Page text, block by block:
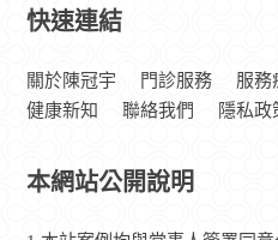
快速連結
關於陳冠宇 門診服務 服務
健康新知
聯絡我們 隱私政
本網站公開說明